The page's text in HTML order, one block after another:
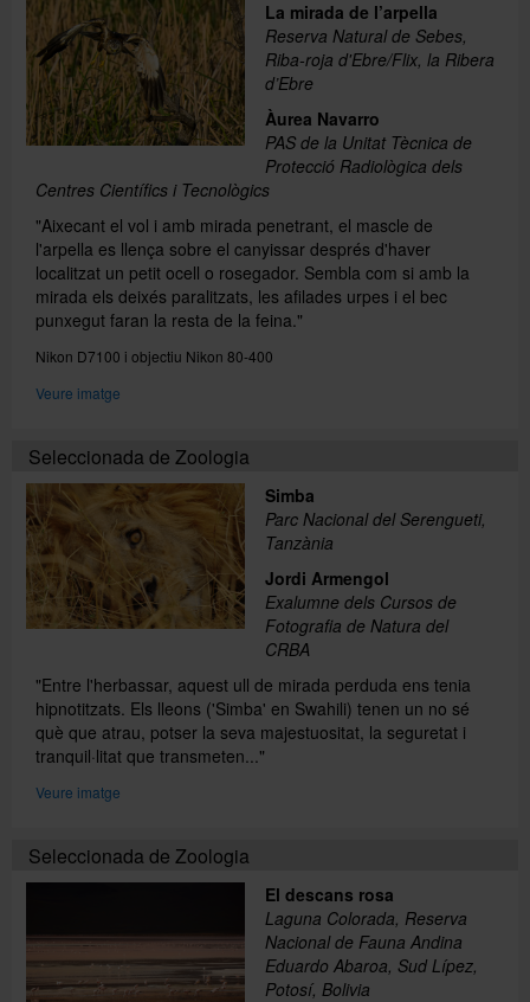
La mirada de l’arpella
Reserva Natural de Sebes,
Riba-roja d'Ebre/Flix, la Ribera
d’Ebre
Àurea Navarro
PAS de la Unitat Tècnica de
Protecció Radiològica dels
Centres Científics i Tecnològics
"Aixecant el vol i amb mirada penetrant, el mascle de
l'arpella es llença sobre el canyissar després d'haver
localitzat un petit ocell o rosegador. Sembla com si amb la
mirada els deixés paralitzats, les afilades urpes i el bec
punxegut faran la resta de la feina."
Nikon D7100 i objectiu Nikon 80-400
Veure imatge
Seleccionada de Zoologia
Simba
Parc Nacional del Serengueti,
Tanzània
Jordi Armengol
Exalumne dels Cursos de
Fotografia de Natura del
CRBA
"Entre l'herbassar, aquest ull de mirada perduda ens tenia
hipnotitzats. Els lleons ('Simba' en Swahili) tenen un no sé
què que atrau, potser la seva majestuositat, la seguretat i
tranquil·litat que transmeten..."
Veure imatge
Seleccionada de Zoologia
El descans rosa
Laguna Colorada, Reserva
Nacional de Fauna Andina
Eduardo Abaroa, Sud Lípez,
Potosí, Bolivia